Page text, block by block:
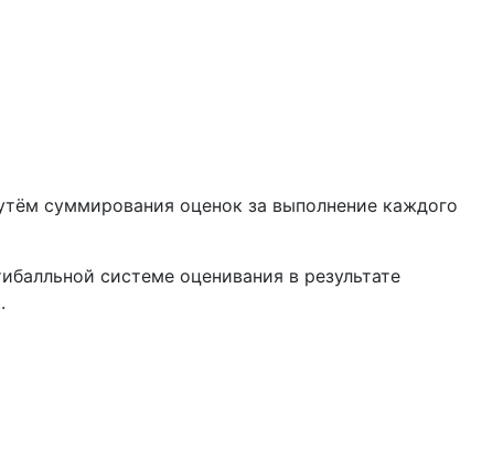
суммирования оценок за выполнение каждого
системе оценивания в результате